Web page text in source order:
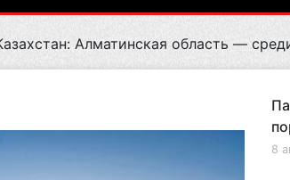
Алматинская область —
8